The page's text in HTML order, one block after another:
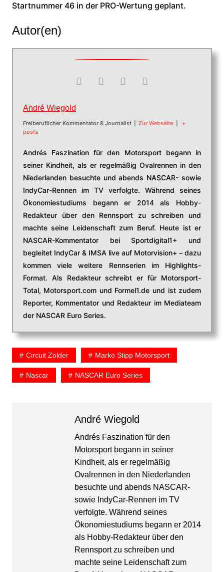
Startnummer 46 in der PRO-Wertung geplant.
Autor(en)
André Wiegold
Freiberuflicher Kommentator & Journalist Zur Webseite
+
posts
Andrés Faszination für den Motorsport begann in
seiner Kindheit, als er regelmäßig Ovalrennen in den
Niederlanden besuchte und abends NASCAR- sowie
IndyCar-Rennen im TV verfolgte. Während seines
Ökonomiestudiums begann er 2014 als Hobby-
Redakteur über den Rennsport zu schreiben und
machte seine Leidenschaft zum Beruf. Heute ist er
NASCAR-Kommentator bei Sportdigital1+ und
begleitet IndyCar & IMSA live auf Motorvision+ – dazu
kommen viele weitere Rennserien im Highlights-
Format. Als Redakteur schreibt er für Motorsport-
Total, Motorsport.com und Formel1.de und ist zudem
Reporter, Kommentator und Redakteur im Mediateam
der NASCAR Euro Series.
Circuit Zolder Marko Stipp Motorsport
Nascar NASCAR Euro Series
André Wiegold
Andrés Faszination für den
Motorsport begann in seiner
Kindheit, als er regelmäßig
Ovalrennen in den Niederlanden
besuchte und abends NASCAR-
sowie IndyCar-Rennen im TV
verfolgte. Während seines
Ökonomiestudiums begann er 2014
als Hobby-Redakteur über den
Rennsport zu schreiben und
machte seine Leidenschaft zum